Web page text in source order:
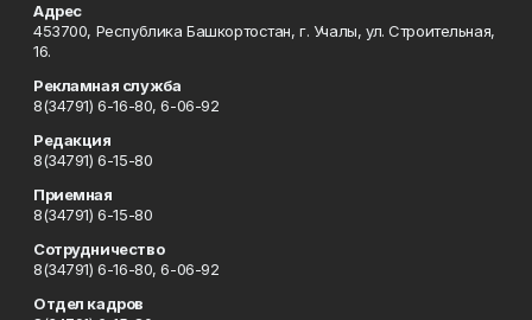
Адрес
453700, Республика Башкортостан, г. Учалы, ул. Строительная,
16.
Рекламная служба
8(34791) 6-16-80, 6-06-92
Редакция
8(34791) 6-15-80
Приемная
8(34791) 6-15-80
Сотрудничество
8(34791) 6-16-80, 6-06-92
Отдел кадров